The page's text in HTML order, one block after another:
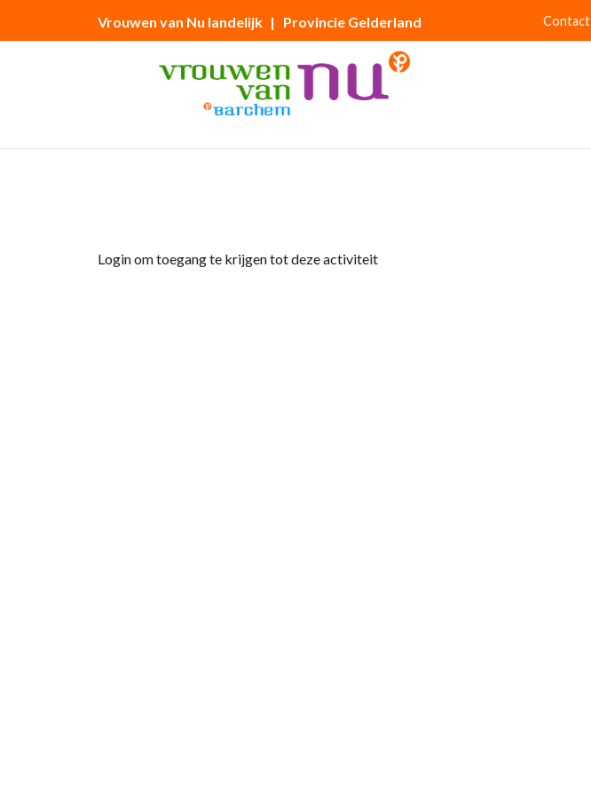
Vrouwen van Nu landelijk | Provincie Gelderland Contact
Login om toegang te krijgen tot deze activiteit